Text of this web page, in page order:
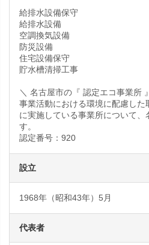
給排水設備保守
給排水設備
空調換気設備
防災設備
住宅設備保守
貯水槽清掃工事
＼ 名古屋市の『 認定エコ事業所
事業活動における環境に配慮した
に実施している事業所について
す。
認定番号：920
設立
1968年（昭和43年）5月
代表者